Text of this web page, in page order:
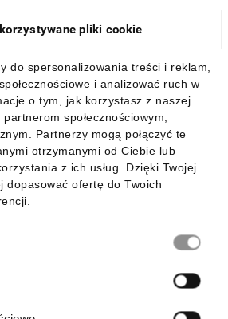
pliki cookie
do spersonalizowania treści i reklam,
i analizować ruch w
o tym, jak korzystasz z naszej
społecznościowym,
Partnerzy mogą połączyć te
otrzymanymi od Ciebie lub
z ich usług. Dzięki Twojej
dopasować ofertę do Twoich
naszą aplikację mobilną: